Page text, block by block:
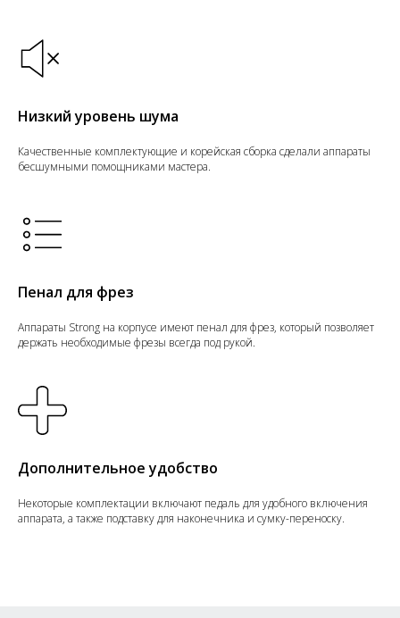
Низкий уровень шума
Качественные комплектующие и корейская сборка сделали аппараты
бесшумными помощниками мастера.
Пенал для фрез
Аппараты Strong на корпусе имеют пенал для фрез, который позволяет
держать необходимые фрезы всегда под рукой.
Дополнительное удобство
Некоторые комплектации включают педаль для удобного включения
аппарата, а также подставку для наконечника и сумку-переноску.